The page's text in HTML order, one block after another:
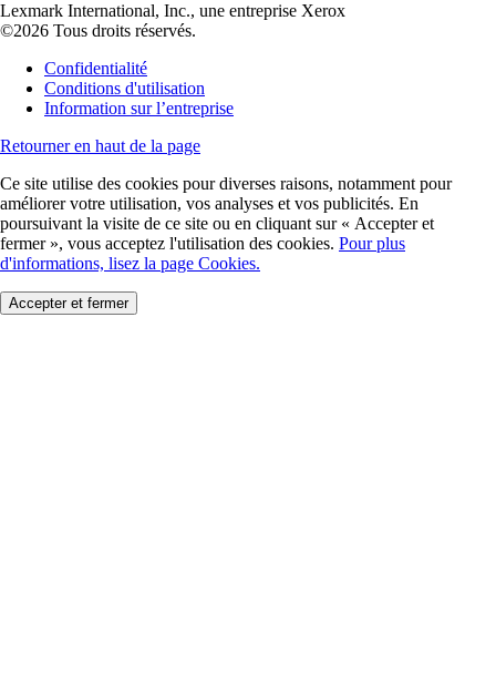
Lexmark International, Inc., une entreprise Xerox
©2026 Tous droits réservés.
Confidentialité
Conditions d'utilisation
Information sur l’entreprise
Retourner en haut de la page
Ce site utilise des cookies pour diverses raisons, notamment pour
améliorer votre utilisation, vos analyses et vos publicités. En
poursuivant la visite de ce site ou en cliquant sur « Accepter et
fermer », vous acceptez l'utilisation des cookies. Pour plus
d'informations, lisez la page Cookies.
Accepter et fermer